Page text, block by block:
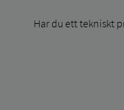
Har du ett tekniskt